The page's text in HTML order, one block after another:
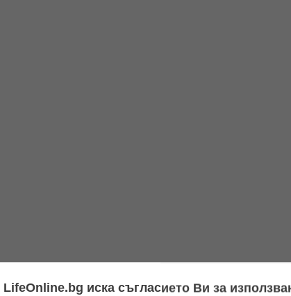
LifeOnline.bg иска съгласието Ви за